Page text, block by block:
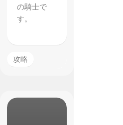
の騎士で
す。
攻略